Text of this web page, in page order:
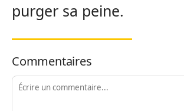
purger sa peine.
Commentaires